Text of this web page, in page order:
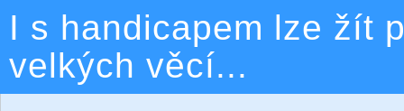
I s handicapem lze žít
velkých věcí...